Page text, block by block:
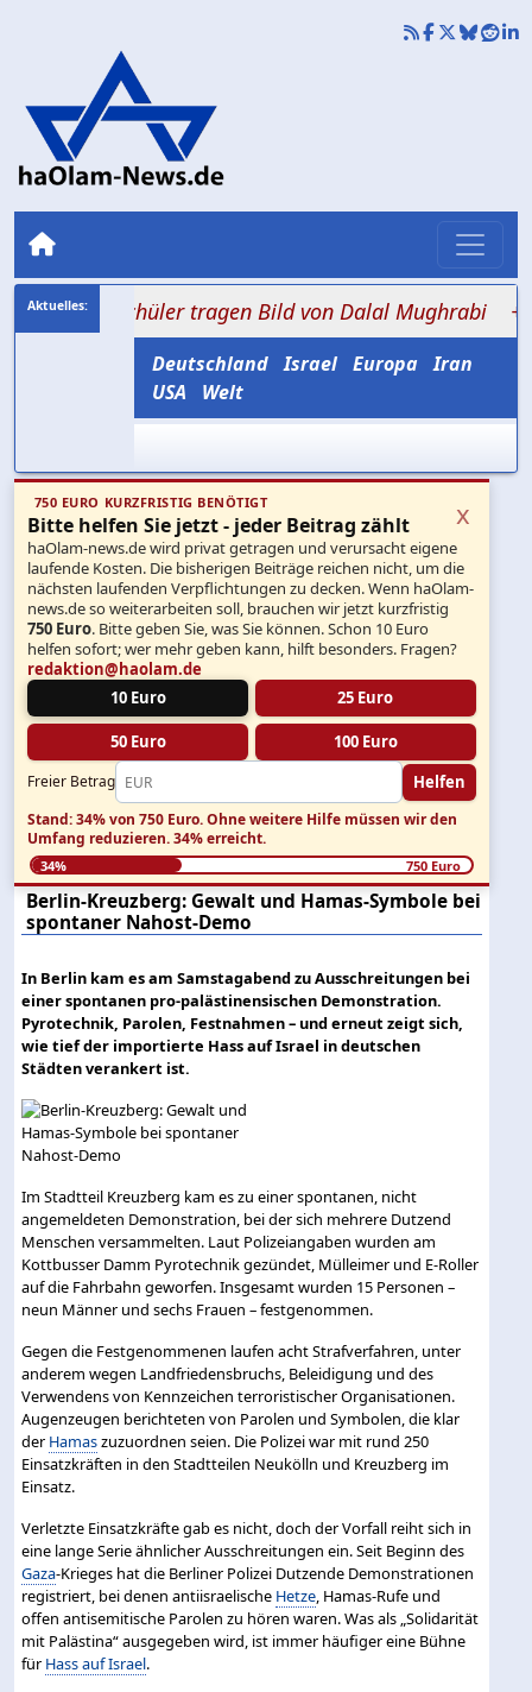
Schüler tragen Bild von Dalal Mughrabi +++ 0,2
Deutschland Israel Europa Iran
USA
Welt
750 EURO KURZFRISTIG BENÖTIGT
Bitte helfen Sie jetzt - jeder Beitrag zählt
haOlam-news.de wird privat getragen und verursacht eigene
laufende Kosten. Die bisherigen Beiträge reichen nicht, um die
nächsten laufenden Verpflichtungen zu decken. Wenn haOlam-
news.de so weiterarbeiten soll, brauchen wir jetzt kurzfristig
750 Euro. Bitte geben Sie, was Sie können. Schon 10 Euro
helfen sofort; wer mehr geben kann, hilft besonders. Fragen?
redaktion@haolam.de
10 Euro
25 Euro
50 Euro 100 Euro
Freier Betrag Helfen
x
Stand: 34% von 750 Euro.Ohne weitere Hilfe müssen wir den
Umfang reduzieren.34% erreicht.
34% 750 Euro
Berlin-Kreuzberg: Gewalt und Hamas-Symbole bei
spontaner Nahost-Demo
In Berlin kam es am Samstagabend zu Ausschreitungen bei
einer spontanen pro-palästinensischen Demonstration.
Pyrotechnik, Parolen, Festnahmen – und erneut zeigt sich,
wie tief der importierte Hass auf Israel in deutschen
Städten verankert ist.
Im Stadtteil Kreuzberg kam es zu einer spontanen, nicht
angemeldeten Demonstration, bei der sich mehrere Dutzend
Menschen versammelten. Laut Polizeiangaben wurden am
Kottbusser Damm Pyrotechnik gezündet, Mülleimer und E-Roller
auf die Fahrbahn geworfen. Insgesamt wurden 15 Personen –
neun Männer und sechs Frauen – festgenommen.
Gegen die Festgenommenen laufen acht Strafverfahren, unter
anderem wegen Landfriedensbruchs, Beleidigung und des
Verwendens von Kennzeichen terroristischer Organisationen.
Augenzeugen berichteten von Parolen und Symbolen, die klar
der Hamaszuzuordnen seien. Die Polizei war mit rund 250
Einsatzkräften in den Stadtteilen Neukölln und Kreuzberg im
Einsatz.
Verletzte Einsatzkräfte gab es nicht, doch der Vorfall reiht sich in
eine lange Serie ähnlicher Ausschreitungen ein. Seit Beginn des
Gaza-Krieges hat die Berliner Polizei Dutzende Demonstrationen
registriert, bei denen antiisraelische Hetze, Hamas-Rufe und
offen antisemitische Parolen zu hören waren. Was als „Solidarität
mit Palästina“ ausgegeben wird, ist immer häufiger eine Bühne
für Hass auf Israel.